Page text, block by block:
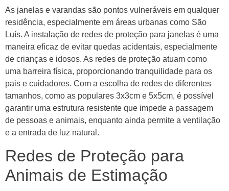
As janelas e varandas são pontos vulneráveis em qualquer
residência, especialmente em áreas urbanas como São
Luís. A instalação de redes de proteção para janelas é uma
maneira eficaz de evitar quedas acidentais, especialmente
de crianças e idosos. As redes de proteção atuam como
uma barreira física, proporcionando tranquilidade para os
pais e cuidadores. Com a escolha de redes de diferentes
tamanhos, como as populares 3x3cm e 5x5cm, é possível
garantir uma estrutura resistente que impede a passagem
de pessoas e animais, enquanto ainda permite a ventilação
e a entrada de luz natural.
Redes de Proteção para
Animais de Estimação